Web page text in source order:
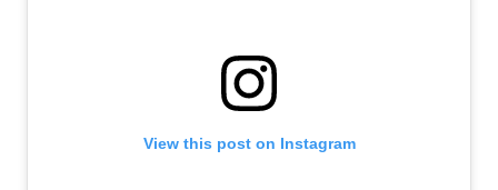
View this post on Instagram